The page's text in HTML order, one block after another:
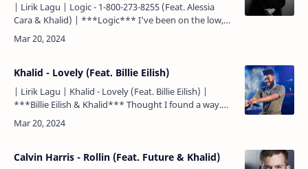
| Lirik Lagu | Logic - 1-800-273-8255 (Feat. Alessia
Cara & Khalid) | ***Logic*** I've been on the low,
Aku telah merasa rendah, I been taking my time. Aku
…
Khalid - Lovely (Feat. Billie Eilish)
| Lirik Lagu | Khalid - Lovely (Feat. Billie Eilish) |
***Billie Eilish & Khalid*** Thought I found a way.
(Aku) pikir aku telah menemukan jalan. Thought I…
Calvin Harris - Rollin (Feat. Future & Khalid)